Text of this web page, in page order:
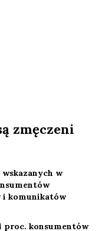
zmęczeni
w
i komunikatów
proc. konsumentów